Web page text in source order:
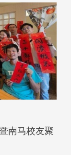
南马校友聚